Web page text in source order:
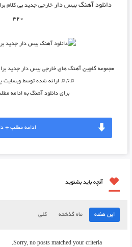
دانلود آهنگ بیس دار خارجی جدید بی کلام
۳۲۰
مجموعه گلچین آهنگ های خارجی بیس دار جدید
♫♫♫ ارائه شده توسط وبسایت
برای دانلود آهنگ به ادامه
ادامه مطلب +
آنچه باید بشنوید
این هفته ماه گذشته کلی
Sorry, no posts matched your criteria.